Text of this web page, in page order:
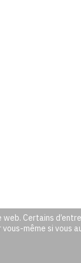
Certains
même si vous